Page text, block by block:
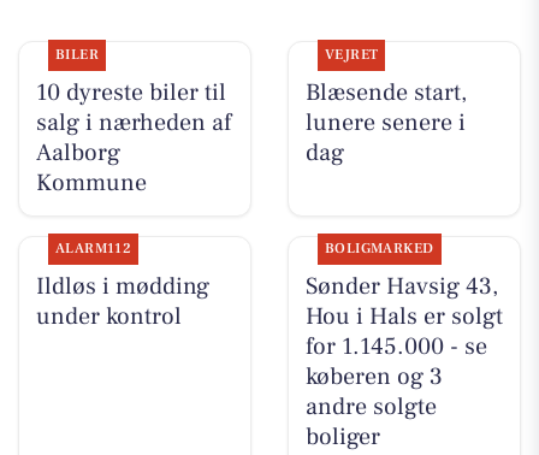
BILER
10 dyreste biler til
salg i nærheden af
Aalborg
Kommune
VEJRET
Blæsende start,
lunere senere i
dag
ALARM112
Ildløs i mødding
under kontrol
BOLIGMARKED
Sønder Havsig 43,
Hou i Hals er solgt
for 1.145.000 - se
køberen og 3
andre solgte
boliger